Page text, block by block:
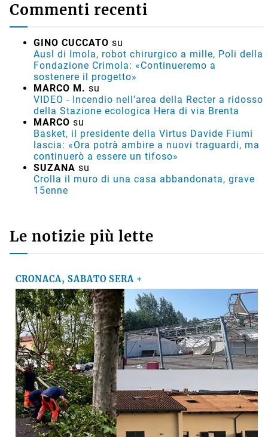
Commenti recenti
GINO CUCCATO su
Ausl di Imola, robot chirurgico a mille, Poli della
Fondazione Crimola: «Continueremo a
sostenere il progetto»
MARCO M. su
VIDEO - Incendio nell'area della Recter a ridosso
della Stazione ecologica Hera di via Brenta
MARCO su
Basket, il presidente della Virtus Davide Fiumi
lascia: «Ora potrà ambire a nuovi traguardi, ma
continuerò a essere un tifoso»
SUZANA su
Crolla il muro di una casa abbandonata, grave
15enne
Le notizie più lette
CRONACA, SABATO SERA +